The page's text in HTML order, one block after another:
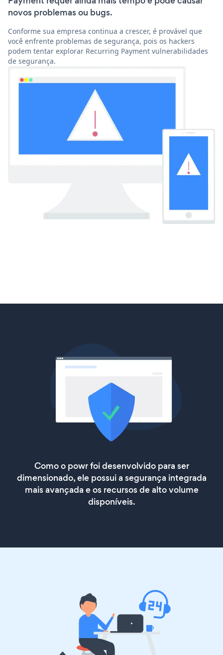
novos problemas ou bugs.
Conforme sua empresa continua a crescer, é provável que
você enfrente problemas de segurança, pois os hackers
podem tentar explorar Recurring Payment vulnerabilidades
de segurança.
Como o powr foi desenvolvido para ser
dimensionado, ele possui a segurança integrada
mais avançada e os recursos de alto volume
disponíveis.